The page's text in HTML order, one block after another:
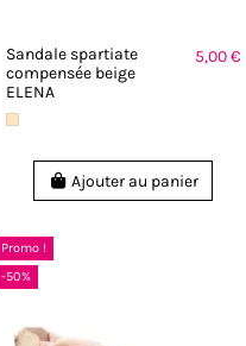
Sandale spartiate
compensée beige
ELENA
5,00 €
Ajouter au panier
Promo !
-50%